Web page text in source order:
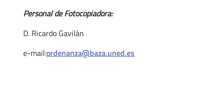
Personal de Fotocopiadora:
D. Ricardo Gavilán
e-mail:ordenanza@baza.uned.es